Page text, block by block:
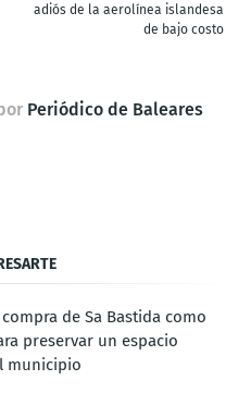
adiós de la aerolínea islandesa
de bajo costo
Periódico de Baleares
de Sa Bastida como
preservar un espacio
municipio